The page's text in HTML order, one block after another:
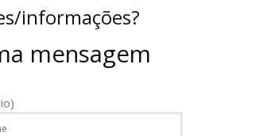
informações?
mensagem